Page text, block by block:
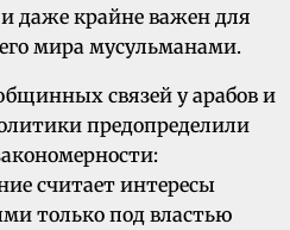
даже крайне важен для
мира мусульманами.
связей у арабов и
предопределили
считает интересы
только под властью